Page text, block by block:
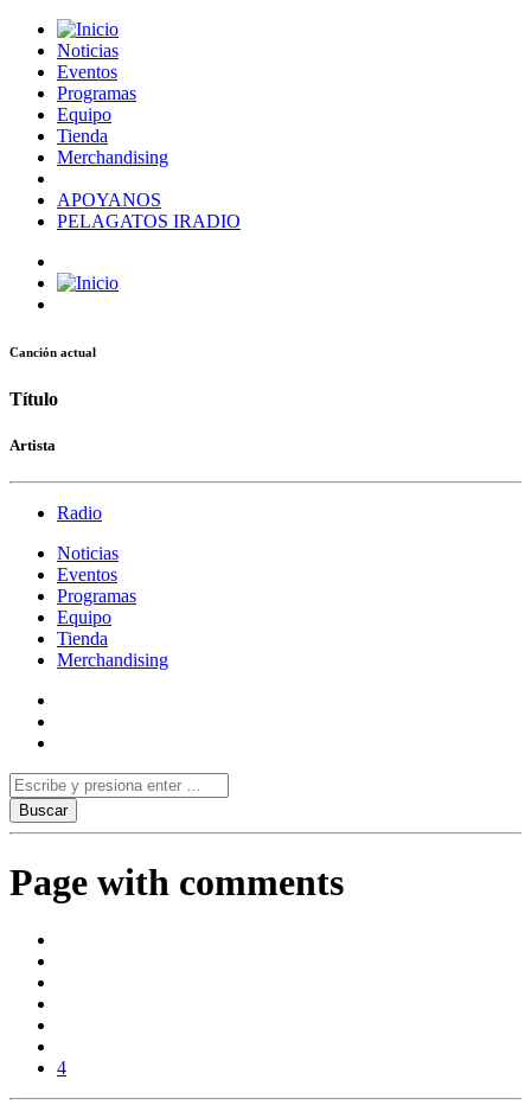
Noticias
Eventos
Programas
Equipo
Tienda
Merchandising
APOYANOS
PELAGATOS IRADIO
Canción actual
Título
Artista
Radio
Noticias
Eventos
Programas
Equipo
Tienda
Merchandising
Page with comments
4